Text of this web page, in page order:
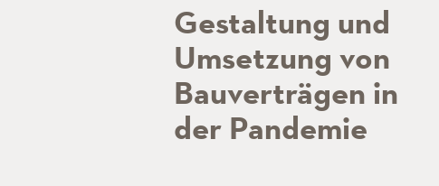
Gestaltung und
Umsetzung von
Bauverträgen in
der Pandemie